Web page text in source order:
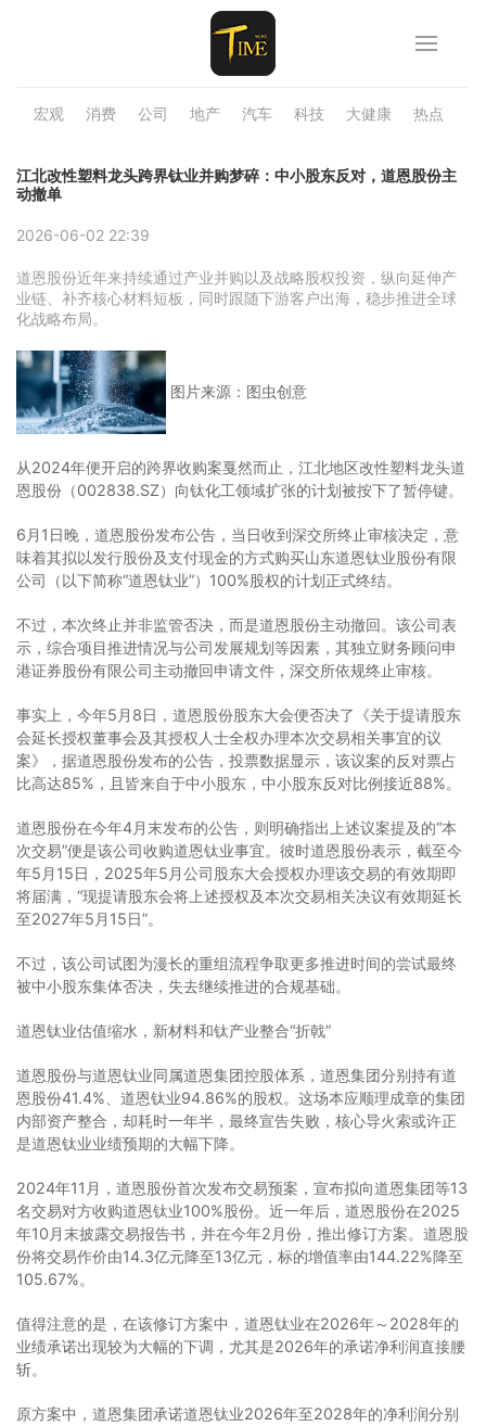
宏观 消费 公司 地产 汽车 科技 大健康 热点
江北改性塑料龙头跨界钛业并购梦碎：中小股东反对，道恩股份主
动撤单
2026-06-02 22:39
道恩股份近年来持续通过产业并购以及战略股权投资，纵向延伸产
业链、补齐核心材料短板，同时跟随下游客户出海，稳步推进全球
化战略布局。
图片来源：图虫创意
从2024年便开启的跨界收购案戛然而止，江北地区改性塑料龙头道
恩股份（002838.SZ）向钛化工领域扩张的计划被按下了暂停键。
6月1日晚，道恩股份发布公告，当日收到深交所终止审核决定，意
味着其拟以发行股份及支付现金的方式购买山东道恩钛业股份有限
公司（以下简称“道恩钛业”）100%股权的计划正式终结。
不过，本次终止并非监管否决，而是道恩股份主动撤回。该公司表
示，综合项目推进情况与公司发展规划等因素，其独立财务顾问申
港证券股份有限公司主动撤回申请文件，深交所依规终止审核。
事实上，今年5月8日，道恩股份股东大会便否决了《关于提请股东
会延长授权董事会及其授权人士全权办理本次交易相关事宜的议
案》，据道恩股份发布的公告，投票数据显示，该议案的反对票占
比高达85%，且皆来自于中小股东，中小股东反对比例接近88%。
道恩股份在今年4月末发布的公告，则明确指出上述议案提及的“本
次交易”便是该公司收购道恩钛业事宜。彼时道恩股份表示，截至今
年5月15日，2025年5月公司股东大会授权办理该交易的有效期即
将届满，“现提请股东会将上述授权及本次交易相关决议有效期延长
至2027年5月15日”。
不过，该公司试图为漫长的重组流程争取更多推进时间的尝试最终
被中小股东集体否决，失去继续推进的合规基础。
道恩钛业估值缩水，新材料和钛产业整合“折戟”
道恩股份与道恩钛业同属道恩集团控股体系，道恩集团分别持有道
恩股份41.4%、道恩钛业94.86%的股权。这场本应顺理成章的集团
内部资产整合，却耗时一年半，最终宣告失败，核心导火索或许正
是道恩钛业业绩预期的大幅下降。
2024年11月，道恩股份首次发布交易预案，宣布拟向道恩集团等13
名交易对方收购道恩钛业100%股份。近一年后，道恩股份在2025
年10月末披露交易报告书，并在今年2月份，推出修订方案。道恩股
份将交易作价由14.3亿元降至13亿元，标的增值率由144.22%降至
105.67%。
值得注意的是，在该修订方案中，道恩钛业在2026年～2028年的
业绩承诺出现较为大幅的下调，尤其是2026年的承诺净利润直接腰
斩。
原方案中，道恩集团承诺道恩钛业2026年至2028年的净利润分别